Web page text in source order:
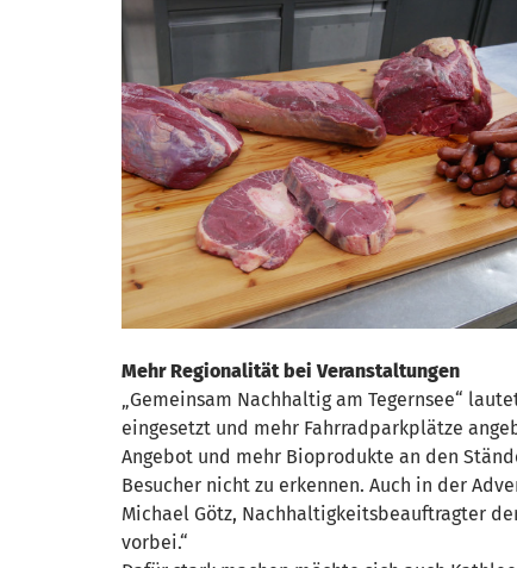
Mehr Regionalität bei Veranstaltungen
„Gemeinsam Nachhaltig am Tegernsee“
eingesetzt und mehr Fahrradparkplätze
Angebot und mehr Bioprodukte an den
Besucher nicht zu erkennen. Auch in der
Michael Götz, Nachhaltigkeitsbeauftragter
vorbei.“